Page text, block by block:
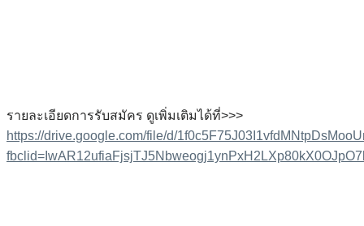
รายละเอียดการรับสมัคร ดูเพิ่มเติมได้ที่>>>
https://drive.google.com/file/d/